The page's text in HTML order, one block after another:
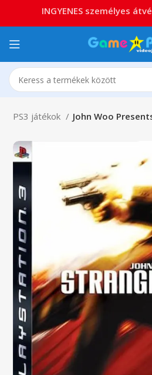
PS3 játékok John Woo
INGYENES személyes